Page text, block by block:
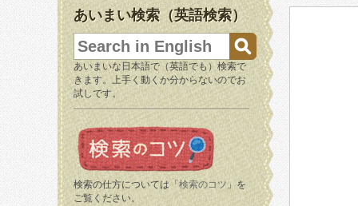
あいまい検索（英語検索）
あいまいな日本語で（英語でも）検索で
きます。上手く動くか分からないのでお
試しです。
検索の仕方については「 検索のコツ 」を
ご覧ください。